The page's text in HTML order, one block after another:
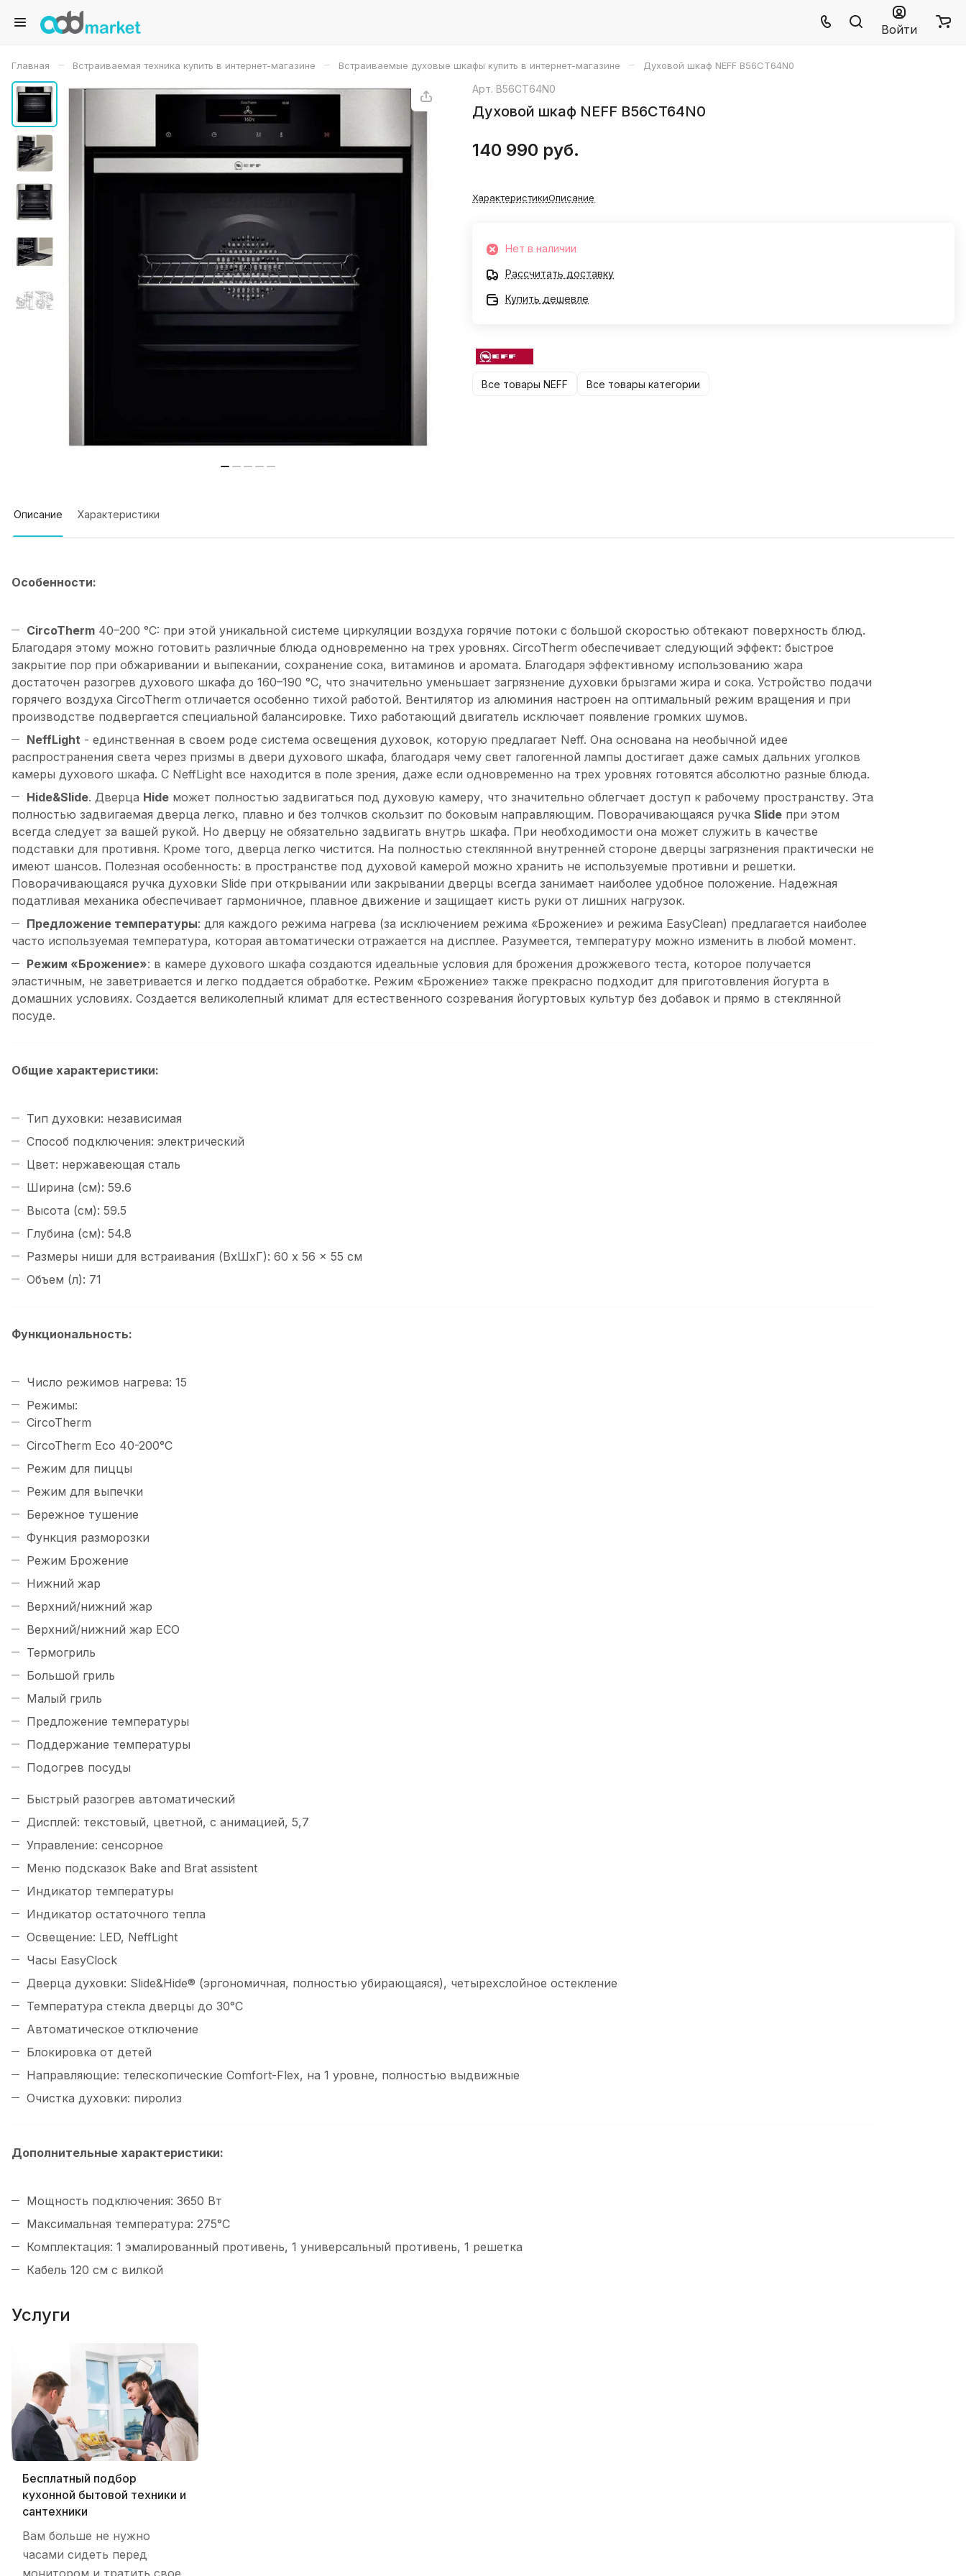
Войти
Главная – Встраиваемая техника купить в интернет-магазине – Встраиваемые духовые шкафы купить в интернет-магазине – Духовой шкаф NEFF B56CT64N0
Арт. B56CT64N0
Духовой шкаф NEFF B56CT64N0
140 990 руб.
ХарактеристикиОписание
Нет в наличии
Рассчитать доставку
Купить дешевле
Все товары NEFF Все товары категории
Описание Характеристики
Особенности:
CircoTherm 40–200 °C: при этой уникальной системе циркуляции воздуха горячие потоки с большой скоростью обтекают поверхность блюд.
Благодаря этому можно готовить различные блюда одновременно на трех уровнях. CircoTherm обеспечивает следующий эффект: быстрое
закрытие пор при обжаривании и выпекании, сохранение сока, витаминов и аромата. Благодаря эффективному использованию жара
достаточен разогрев духового шкафа до 160–190 °С, что значительно уменьшает загрязнение духовки брызгами жира и сока. Устройство подачи
горячего воздуха CircoTherm отличается особенно тихой работой. Вентилятор из алюминия настроен на оптимальный режим вращения и при
производстве подвергается специальной балансировке. Тихо работающий двигатель исключает появление громких шумов.
NeffLight - единственная в своем роде система освещения духовок, которую предлагает Neff. Она основана на необычной идее
распространения света через призмы в двери духового шкафа, благодаря чему свет галогенной лампы достигает даже самых дальних уголков
камеры духового шкафа. С NeffLight все находится в поле зрения, даже если одновременно на трех уровнях готовятся абсолютно разные блюда.
Hide&Slide. Дверца Hide может полностью задвигаться под духовую камеру, что значительно облегчает доступ к рабочему пространству. Эта
полностью задвигаемая дверца легко, плавно и без толчков скользит по боковым направляющим. Поворачивающаяся ручка Slide при этом
всегда следует за вашей рукой. Но дверцу не обязательно задвигать внутрь шкафа. При необходимости она может служить в качестве
подставки для противня. Кроме того, дверца легко чистится. На полностью стеклянной внутренней стороне дверцы загрязнения практически не
имеют шансов. Полезная особенность: в пространстве под духовой камерой можно хранить не используемые противни и решетки.
Поворачивающаяся ручка духовки Slide при открывании или закрывании дверцы всегда занимает наиболее удобное положение. Надежная
податливая механика обеспечивает гармоничное, плавное движение и защищает кисть руки от лишних нагрузок.
Предложение температуры: для каждого режима нагрева (за исключением режима «Брожение» и режима EasyClean) предлагается наиболее
часто используемая температура, которая автоматически отражается на дисплее. Разумеется, температуру можно изменить в любой момент.
Режим «Брожение»: в камере духового шкафа создаются идеальные условия для брожения дрожжевого теста, которое получается
эластичным, не заветривается и легко поддается обработке. Режим «Брожение» также прекрасно подходит для приготовления йогурта в
домашних условиях. Создается великолепный климат для естественного созревания йогуртовых культур без добавок и прямо в стеклянной
посуде.
Общие характеристики:
Тип духовки: независимая
Способ подключения: электрический
Цвет: нержавеющая сталь
Ширина (см): 59.6
Высота (см): 59.5
Глубина (см): 54.8
Размеры ниши для встраивания (ВхШхГ): 60 x 56 x 55 см
Объем (л): 71
Функциональность:
Число режимов нагрева: 15
Режимы:
CircoTherm
CircoTherm Eco 40-200°С
Режим для пиццы
Режим для выпечки
Бережное тушение
Функция разморозки
Режим Брожение
Нижний жар
Верхний/нижний жар
Верхний/нижний жар ECO
Термогриль
Большой гриль
Малый гриль
Предложение температуры
Поддержание температуры
Подогрев посуды
Быстрый разогрев автоматический
Дисплей: текстовый, цветной, с анимацией, 5,7
Управление: сенсорное
Меню подсказок Bake and Brat assistent
Индикатор температуры
Индикатор остаточного тепла
Освещение: LED, NeffLight
Часы EasyClock
Дверца духовки: Slide&Hide® (эргономичная, полностью убирающаяся), четырехслойное остекление
Температура стекла дверцы до 30°С
Автоматическое отключение
Блокировка от детей
Направляющие: телескопические Comfort-Flex, на 1 уровне, полностью выдвижные
Очистка духовки: пиролиз
Дополнительные характеристики:
Мощность подключения: 3650 Вт
Максимальная температура: 275°С
Комплектация: 1 эмалированный противень, 1 универсальный противень, 1 решетка
Кабель 120 см с вилкой
Услуги
Бесплатный подбор
кухонной бытовой техники и
сантехники
Вам больше не нужно
часами сидеть перед
монитором и тратить свое